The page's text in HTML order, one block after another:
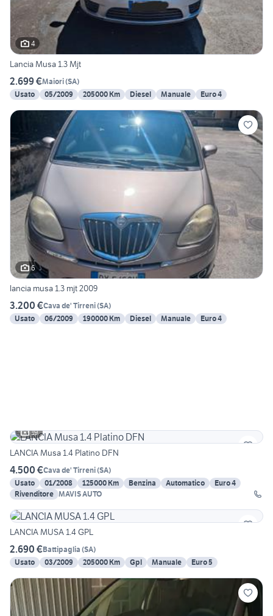
4
Lancia Musa 1.3 Mjt
2.699 €Maiori(SA)
Usato
05/2009 205000 Km Diesel Manuale Euro 4
6
lancia musa 1.3 mjt 2009
3.200 €Cava de' Tirreni(SA)
Usato
06/2009 190000 Km Diesel Manuale Euro 4
19
LANCIA Musa 1.4 Platino DFN
4.500 €Cava de' Tirreni(SA)
Usato
01/2008 125000 Km Benzina Automatico
Euro 4
Rivenditore MAVIS AUTO
LANCIA MUSA 1.4 GPL
2.690 €Battipaglia (SA)
Usato
03/2009 205000 Km Gpl Manuale Euro 5